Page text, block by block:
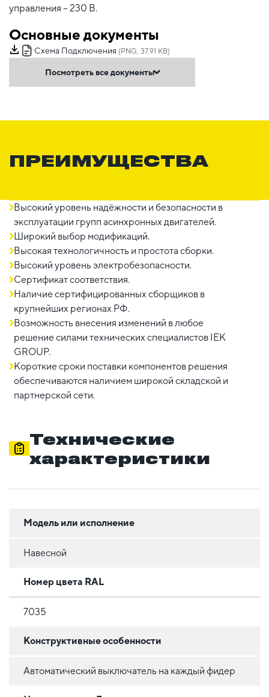
управления – 230 В.
Основные документы
Схема Подключения (PNG, 37.91 KB)
Посмотреть все документы
ПРЕИМУЩЕСТВА
Высокий уровень надёжности и безопасности в
эксплуатации групп асинхронных двигателей.
Широкий выбор модификаций.
Высокая технологичность и простота сборки.
Высокий уровень электробезопасности.
Сертификат соответствия.
Наличие сертифицированных сборщиков в
крупнейших регионах РФ.
Возможность внесения изменений в любое
решение силами технических специалистов IEK
GROUP.
Короткие сроки поставки компонентов решения
обеспечиваются наличием широкой складской и
партнерской сети.
Технические
характеристики
Модель или исполнение
Навесной
Номер цвета RAL
7035
Конструктивные особенности
Автоматический выключатель на каждый фидер